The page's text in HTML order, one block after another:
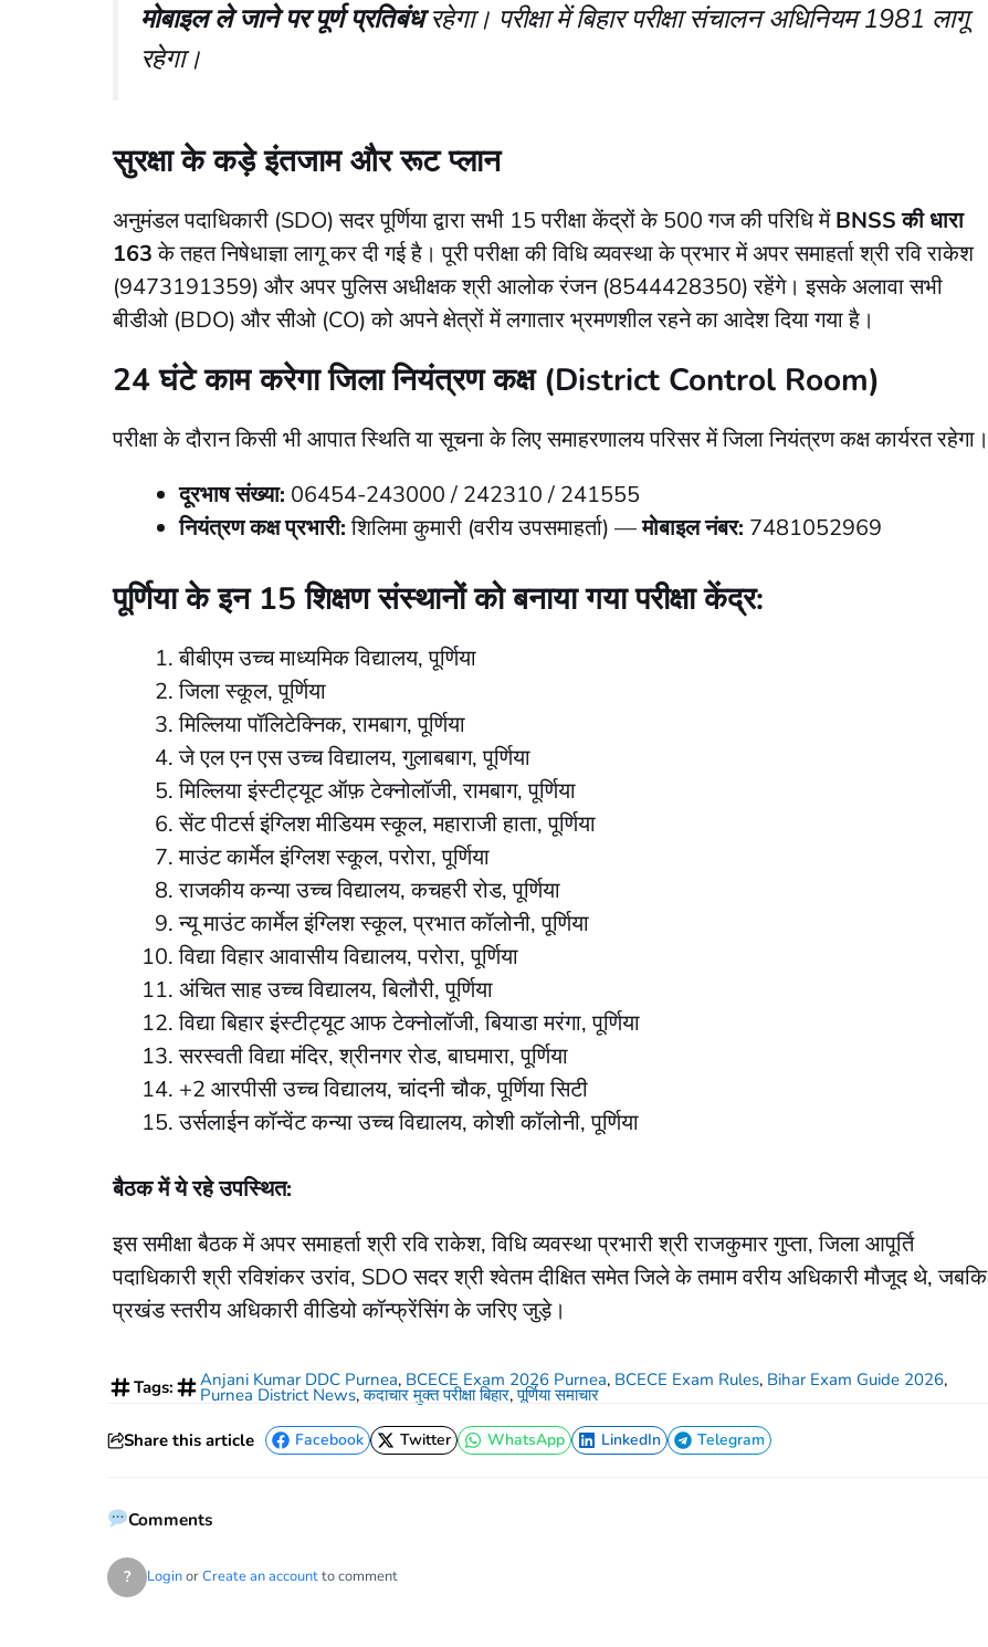
मोबाइल ले जाने पर पूर्ण प्रतिबंधरहेगा। परीक्षा में बिहार परीक्षा संचालन अधिनियम 1981 लागू
रहेगा।
सुरक्षा के कड़े इंतजाम और रूट प्लान
​अनुमंडल पदाधिकारी (SDO) सदर पूर्णिया द्वारा सभी 15 परीक्षा केंद्रों के 500 गज की परिधि मेंBNSS की धारा
163के तहत निषेधाज्ञा लागू कर दी गई है। पूरी परीक्षा की विधि व्यवस्था के प्रभार में अपर समाहर्ता श्री रवि राकेश
(9473191359) और अपर पुलिस अधीक्षक श्री आलोक रंजन (8544428350) रहेंगे। इसके अलावा सभी
बीडीओ (BDO) और सीओ (CO) को अपने क्षेत्रों में लगातार भ्रमणशील रहने का आदेश दिया गया है।
24 घंटे काम करेगा जिला नियंत्रण कक्ष (District Control Room)
​परीक्षा के दौरान किसी भी आपात स्थिति या सूचना के लिए समाहरणालय परिसर में जिला नियंत्रण कक्ष कार्यरत रहेगा।
दूरभाष संख्या: 06454-243000 / 242310 / 241555
नियंत्रण कक्ष प्रभारी:शिलिमा कुमारी (वरीय उपसमाहर्ता) —मोबाइल नंबर: 7481052969
पूर्णिया के इन 15 शिक्षण संस्थानों को बनाया गया परीक्षा केंद्र:
​बीबीएम उच्च माध्यमिक विद्यालय, पूर्णिया
​जिला स्कूल, पूर्णिया
​मिल्लिया पॉलिटेक्निक, रामबाग, पूर्णिया
​जे एल एन एस उच्च विद्यालय, गुलाबबाग, पूर्णिया
​मिल्लिया इंस्टीट्यूट ऑफ़ टेक्नोलॉजी, रामबाग, पूर्णिया
​सेंट पीटर्स इंग्लिश मीडियम स्कूल, महाराजी हाता, पूर्णिया
​माउंट कार्मेल इंग्लिश स्कूल, परोरा, पूर्णिया
​राजकीय कन्या उच्च विद्यालय, कचहरी रोड, पूर्णिया
​न्यू माउंट कार्मेल इंग्लिश स्कूल, प्रभात कॉलोनी, पूर्णिया
​विद्या विहार आवासीय विद्यालय, परोरा, पूर्णिया
​अंचित साह उच्च विद्यालय, बिलौरी, पूर्णिया
​विद्या बिहार इंस्टीट्यूट आफ टेक्नोलॉजी, बियाडा मरंगा, पूर्णिया
​सरस्वती विद्या मंदिर, श्रीनगर रोड, बाघमारा, पूर्णिया
​+2 आरपीसी उच्च विद्यालय, चांदनी चौक, पूर्णिया सिटी
​उर्सलाईन कॉन्वेंट कन्या उच्च विद्यालय, कोशी कॉलोनी, पूर्णिया
बैठक में ये रहे उपस्थित:
इस समीक्षा बैठक में अपर समाहर्ता श्री रवि राकेश, विधि व्यवस्था प्रभारी श्री राजकुमार गुप्ता, जिला आपूर्ति
पदाधिकारी श्री रविशंकर उरांव, SDO सदर श्री श्वेतम दीक्षित समेत जिले के तमाम वरीय अधिकारी मौजूद थे, जबकि
प्रखंड स्तरीय अधिकारी वीडियो कॉन्फ्रेंसिंग के जरिए जुड़े।
Tags: Anjani Kumar DDC Purnea, ​BCECE Exam 2026 Purnea, BCECE Exam Rules, Bihar Exam Guide 2026,
Purnea District News,कदाचार मुक्त परीक्षा बिहार,पूर्णिया समाचार
Share this article
Facebook
Facebook
Twitter
Twitter
WhatsApp
WhatsApp
LinkedIn
LinkedIn
Telegram
Telegram
Comments
? LoginorCreate an accountto comment